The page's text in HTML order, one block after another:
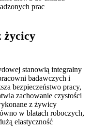
prac
życicy
stanowią integralny
badawczych i
bezpieczeństwo pracy,
zachowanie czystości
z żywicy
w blatach roboczych,
elastyczność